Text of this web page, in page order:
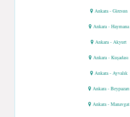
Ankara - Giresun
Ankara - Haymana
Ankara - Akyurt
Ankara - Kuşadası
Ankara - Ayvalık
Ankara - Beypazarı
Ankara - Manavgat